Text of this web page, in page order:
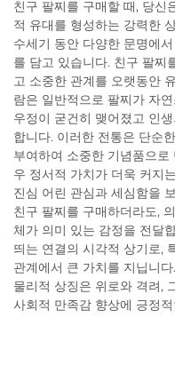
친구 팔찌를 구매할 때, 당신
적 유대를 형성하는 강력한
수세기 동안 다양한 문명에
를 담고 있습니다. 친구 팔찌
고 소중한 관계를 오랫동안
람은 일반적으로 팔찌가 자
우정이 굳건히 맺어졌고 인
합니다. 이러한 전통은 단순
부여하여 소중한 기념품으
우 정서적 가치가 더욱 커지
진심 어린 관심과 세심함을
친구 팔찌를 구매하더라도,
체가 의미 있는 감정을 전달
띄는 연결의 시각적 상기로,
관계에서 큰 가치를 지닙니
물리적 상징은 위로와 격려,
사회적 만족감 향상에 긍정